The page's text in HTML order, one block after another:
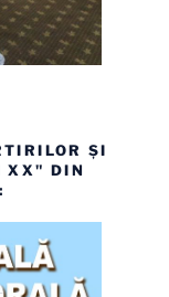
ȘI
XX" DIN